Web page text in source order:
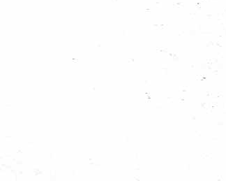
ouder je bent, hoe groter en uitdagender het avontuur!